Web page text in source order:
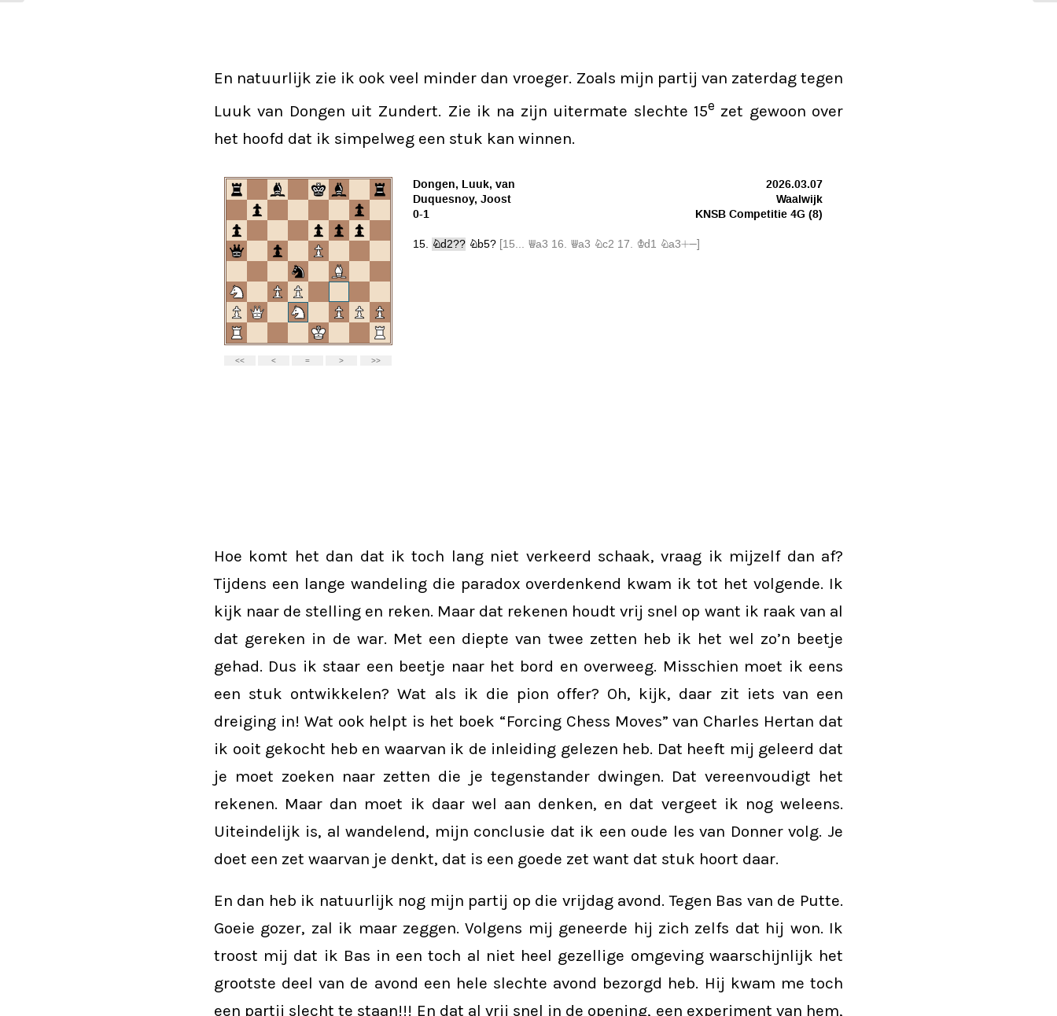
En natuurlijk zie ik ook veel minder dan vroeger. Zoals mijn partij van zaterdag tegen
Luuk van Dongen uit Zundert. Zie ik na zijn uitermate slechte 15e zet gewoon over
het hoofd dat ik simpelweg een stuk kan winnen.
Hoe komt het dan dat ik toch lang niet verkeerd schaak, vraag ik mijzelf dan af?
Tijdens een lange wandeling die paradox overdenkend kwam ik tot het volgende. Ik
kijk naar de stelling en reken. Maar dat rekenen houdt vrij snel op want ik raak van al
dat gereken in de war. Met een diepte van twee zetten heb ik het wel zo’n beetje
gehad. Dus ik staar een beetje naar het bord en overweeg. Misschien moet ik eens
een stuk ontwikkelen? Wat als ik die pion offer? Oh, kijk, daar zit iets van een
dreiging in! Wat ook helpt is het boek “Forcing Chess Moves” van Charles Hertan dat
ik ooit gekocht heb en waarvan ik de inleiding gelezen heb. Dat heeft mij geleerd dat
je moet zoeken naar zetten die je tegenstander dwingen. Dat vereenvoudigt het
rekenen. Maar dan moet ik daar wel aan denken, en dat vergeet ik nog weleens.
Uiteindelijk is, al wandelend, mijn conclusie dat ik een oude les van Donner volg. Je
doet een zet waarvan je denkt, dat is een goede zet want dat stuk hoort daar.
En dan heb ik natuurlijk nog mijn partij op die vrijdag avond. Tegen Bas van de Putte.
Goeie gozer, zal ik maar zeggen. Volgens mij geneerde hij zich zelfs dat hij won. Ik
troost mij dat ik Bas in een toch al niet heel gezellige omgeving waarschijnlijk het
grootste deel van de avond een hele slechte avond bezorgd heb. Hij kwam me toch
een partij slecht te staan!!! En dat al vrij snel in de opening, een experiment van hem,